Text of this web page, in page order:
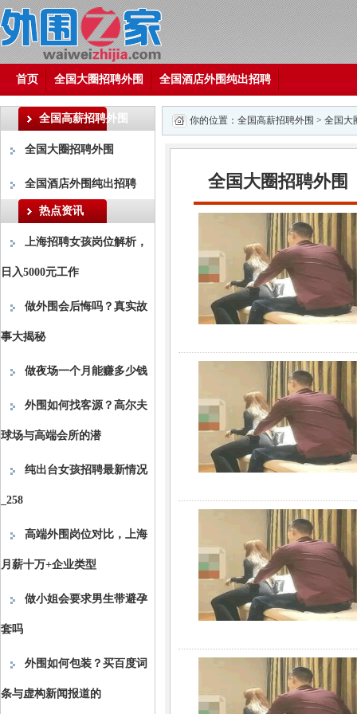
首页 全国大圈招聘外围 全国酒店外围纯出招聘
全国高薪招聘外围
全国大圈招聘外围
全国酒店外围纯出招聘
热点资讯
上海招聘女孩岗位解析，
日入5000元工作
做外围会后悔吗？真实故
事大揭秘
做夜场一个月能赚多少钱
外围如何找客源？高尔夫
球场与高端会所的潜
纯出台女孩招聘最新情况
_258
高端外围岗位对比，上海
月薪十万+企业类型
做小姐会要求男生带避孕
套吗
外围如何包装？买百度词
条与虚构新闻报道的
你的位置： 全国高薪招聘外围 > 全国大
全国大圈招聘外围